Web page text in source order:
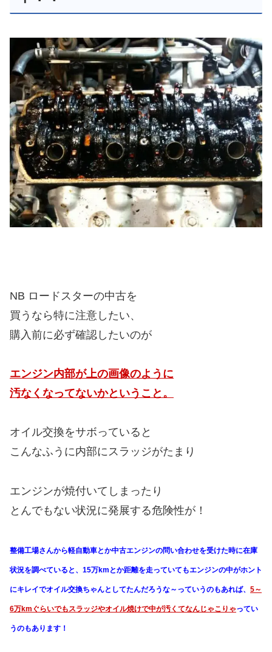
NB ロードスターの中古を
買うなら特に注意したい、
購入前に必ず確認したいのが
エンジン内部が上の画像のように
汚なくなってないかということ。
オイル交換をサボっていると
こんなふうに内部にスラッジがたまり
エンジンが焼付いてしまったり
とんでもない状況に発展する危険性が！
整備工場さんから軽自動車とか中古エンジンの問い合わせを受けた時に在庫
状況を調べていると、15万kmとか距離を走っていてもエンジンの中がホント
にキレイでオイル交換ちゃんとしてたんだろうな～っていうのもあれば、 5～
6万kmぐらいでもスラッジやオイル焼けで中が汚くてなんじゃこりゃってい
うのもあります！